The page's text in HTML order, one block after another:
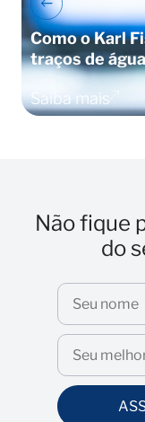
Como o Karl
traços de
Saiba mais
Não fique
do